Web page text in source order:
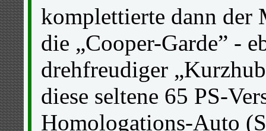
komplettierte dann der
die „Cooper-Garde” -
drehfreudiger
diese seltene 65 PS-
Homologations-Auto